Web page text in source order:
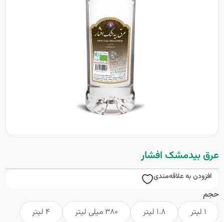
عرق بیدمشک افشار
افزودن به علاقه‌مندی
حجم
1 لیتر
1.8 لیتر 380 میلی لیتر 4 لیتر